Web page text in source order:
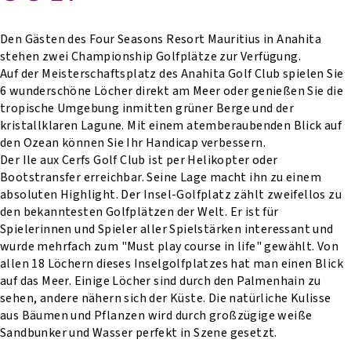
Den Gästen des Four Seasons Resort Mauritius in Anahita
stehen zwei Championship Golfplätze zur Verfügung.
Auf der Meisterschaftsplatz des Anahita Golf Club spielen Sie
6 wunderschöne Löcher direkt am Meer oder genießen Sie die
tropische Umgebung inmitten grüner Berge und der
kristallklaren Lagune. Mit einem atemberaubenden Blick auf
den Ozean können Sie Ihr Handicap verbessern.
Der Ile aux Cerfs Golf Club ist per Helikopter oder
Bootstransfer erreichbar. Seine Lage macht ihn zu einem
absoluten Highlight. Der Insel-Golfplatz zählt zweifellos zu
den bekanntesten Golfplätzen der Welt. Er ist für
Spielerinnen und Spieler aller Spielstärken interessant und
wurde mehrfach zum "Must play course in life" gewählt. Von
allen 18 Löchern dieses Inselgolfplatzes hat man einen Blick
auf das Meer. Einige Löcher sind durch den Palmenhain zu
sehen, andere nähern sich der Küste. Die natürliche Kulisse
aus Bäumen und Pflanzen wird durch großzügige weiße
Sandbunker und Wasser perfekt in Szene gesetzt.